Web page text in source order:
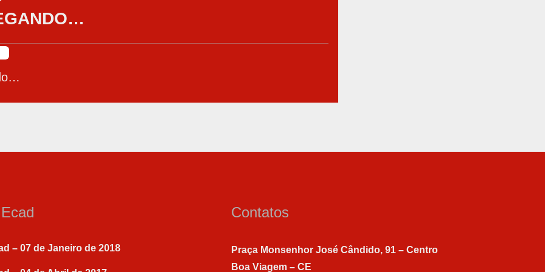
– 07 de Janeiro de 2018
Contatos
Praça Monsenhor José Cândido, 91 – Centro
Boa Viagem – CE